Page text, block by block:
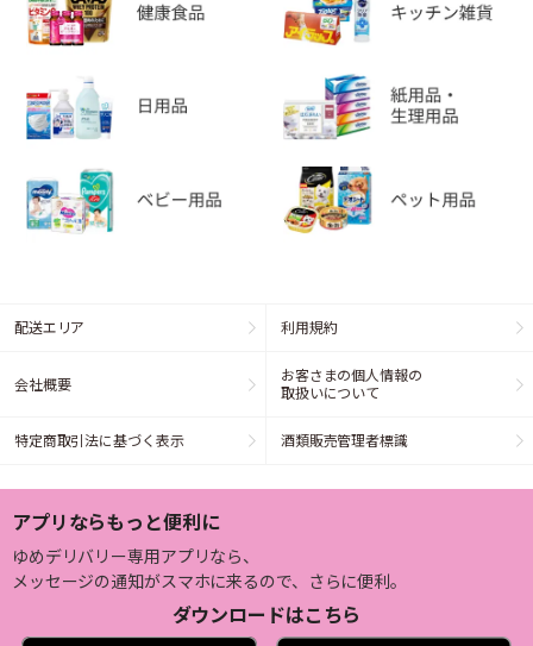
配送エリア 利用規約
会社概要
お客さまの個人情報の
取扱いについて
特定商取引法に基づく表示 酒類販売管理者標識
アプリならもっと便利に
ゆめデリバリー専用アプリなら、
メッセージの通知がスマホに来るので、さらに便利。
ダウンロードはこちら